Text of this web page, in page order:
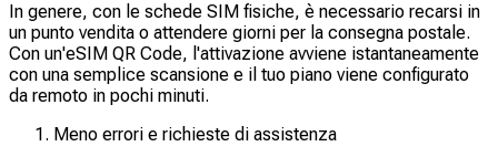
In genere, con le schede SIM fisiche, è necessario recarsi in
un punto vendita o attendere giorni per la consegna postale.
Con un'eSIM QR Code, l'attivazione avviene istantaneamente
con una semplice scansione e il tuo piano viene configurato
da remoto in pochi minuti.
Meno errori e richieste di assistenza